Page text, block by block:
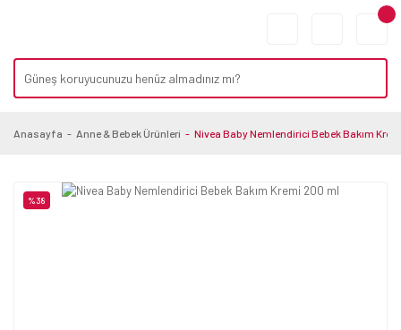
Anasayfa Anne & Bebek Ürünleri Nivea Baby Nemlendirici Bebek Bakım
%38